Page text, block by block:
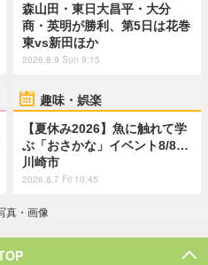
森山田・東日大昌平・大分
商・英明が勝利、第5日は花巻
東vs新田ほか
2026.8.9 Sun 9:15
趣味・娯楽
【夏休み2026】魚に触れて学
ぶ「おさかな」イベント8/8…
川崎市
2026.8.7 Fri 10:45
真・画像